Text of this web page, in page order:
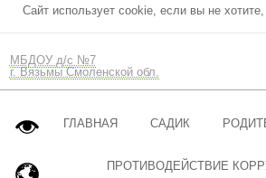
Сайт использует cookie, если вы не
МБДОУ д/с №7
г. Вязьмы Смоленской обл.
ГЛАВНАЯ САДИК
ПРОТИВОДЕЙСТВИЕ